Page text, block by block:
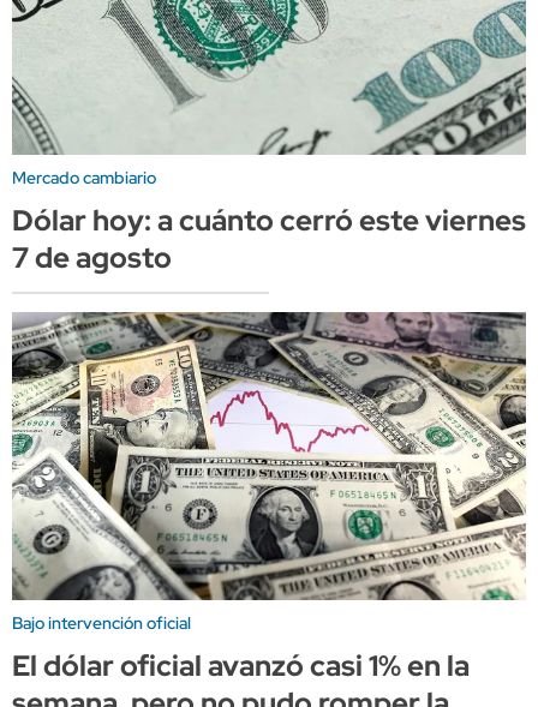
Mercado cambiario
Dólar hoy: a cuánto cerró este viernes
7 de agosto
Bajo intervención oficial
El dólar oficial avanzó casi 1% en la